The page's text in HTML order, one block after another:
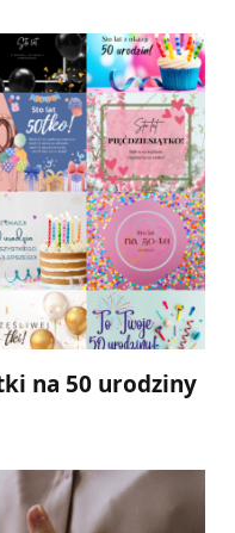
na 50 urodziny